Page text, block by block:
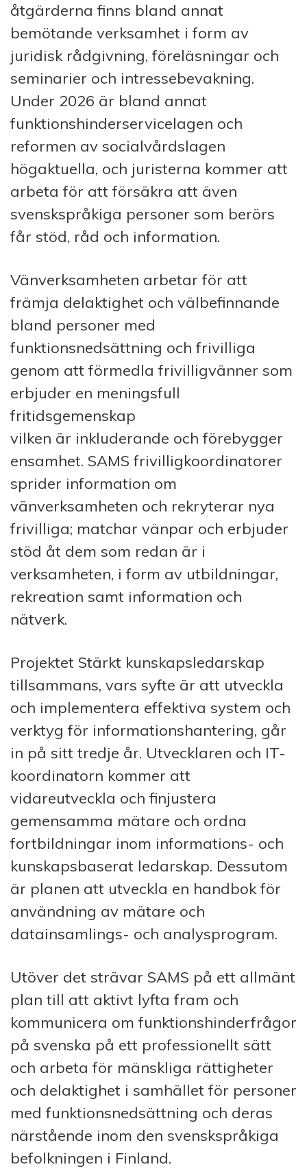
åtgärderna finns bland annat
bemötande verksamhet i form av
juridisk rådgivning, föreläsningar och
seminarier och intressebevakning.
Under 2026 är bland annat
funktionshinderservicelagen och
reformen av socialvårdslagen
högaktuella, och juristerna kommer att
arbeta för att försäkra att även
svenskspråkiga personer som berörs
får stöd, råd och information.
Vänverksamheten arbetar för att
främja delaktighet och välbefinnande
bland personer med
funktionsnedsättning och frivilliga
genom att förmedla frivilligvänner som
erbjuder en meningsfull
fritidsgemenskap
vilken är inkluderande och förebygger
ensamhet. SAMS frivilligkoordinatorer
sprider information om
vänverksamheten och rekryterar nya
frivilliga; matchar vänpar och erbjuder
stöd åt dem som redan är i
verksamheten, i form av utbildningar,
rekreation samt information och
nätverk.
Projektet Stärkt kunskapsledarskap
tillsammans, vars syfte är att utveckla
och implementera effektiva system och
verktyg för informationshantering, går
in på sitt tredje år. Utvecklaren och IT-
koordinatorn kommer att
vidareutveckla och finjustera
gemensamma mätare och ordna
fortbildningar inom informations- och
kunskapsbaserat ledarskap. Dessutom
är planen att utveckla en handbok för
användning av mätare och
datainsamlings- och analysprogram.
Utöver det strävar SAMS på ett allmänt
plan till att aktivt lyfta fram och
kommunicera om funktionshinderfrågor
på svenska på ett professionellt sätt
och arbeta för mänskliga rättigheter
och delaktighet i samhället för personer
med funktionsnedsättning och deras
närstående inom den svenskspråkiga
befolkningen i Finland.